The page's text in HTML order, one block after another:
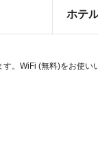
ホテ
。WiFi (無料)をお使